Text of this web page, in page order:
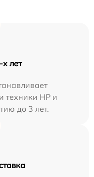
лет
техники HP и
до 3 лет.